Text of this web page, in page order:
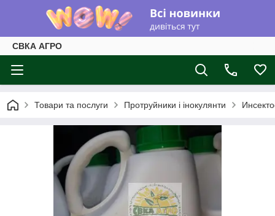
СВКА АГРО
Товари та послуги Протруйники і інокулянти